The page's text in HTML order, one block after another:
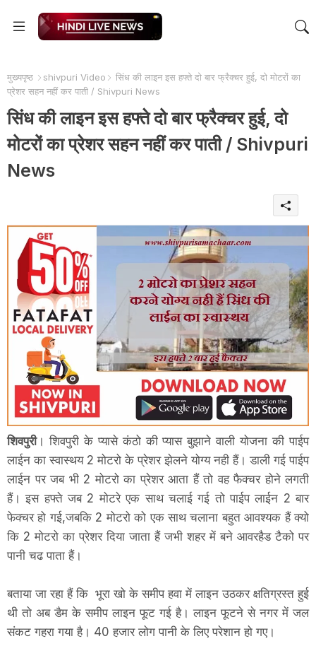
मुख्यपृष्ठ shivpuri Video
सिंध की लाइन इस हफ्ते दो बार फ्रैक्चर हुई, दो मोटरों का
प्रेशर सहन नहीं कर पाती / Shivpuri News
सिंध की लाइन इस हफ्ते दो बार फ्रैक्चर हुई, दो
मोटरों का प्रेशर सहन नहीं कर पाती / Shivpuri
News
शिवपुरी। शिवपुरी के प्यासे कंठो की प्यास बुझाने वाली योजना की पाईप
लाईन का स्वास्थय 2 मोटरो के प्रेशर झेलने योग्य नही हैं। डाली गई पाईप
लाईन पर जब भी 2 मोटरो का प्रेशर आता हैं तो वह फैक्चर होने लगती
हैं। इस हफ्ते जब 2 मोटरे एक साथ चलाई गई तो पाईप लाईन 2 बार
फेक्चर हो गई,जबकि 2 मोटरो को एक साथ चलाना बहुत आवश्यक हैं क्यो
कि 2 मोटरो का प्रेशर दिया जाता हैं जभी शहर में बने आवरहैड टैको पर
पानी चढ पाता हैं।
बताया जा रहा हैं कि भूरा खो के समीप हवा में लाइन उठकर क्षतिग्रस्त हुई
थी तो अब डैम के समीप लाइन फूट गई है। लाइन फूटने से नगर में जल
संकट गहरा गया है। 40 हजार लोग पानी के लिए परेशान हो गए।